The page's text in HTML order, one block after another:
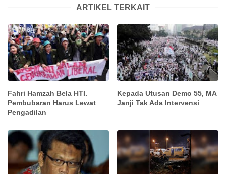
ARTIKEL TERKAIT
Fahri Hamzah Bela HTI.
Pembubaran Harus Lewat
Pengadilan
Kepada Utusan Demo 55, MA
Janji Tak Ada Intervensi